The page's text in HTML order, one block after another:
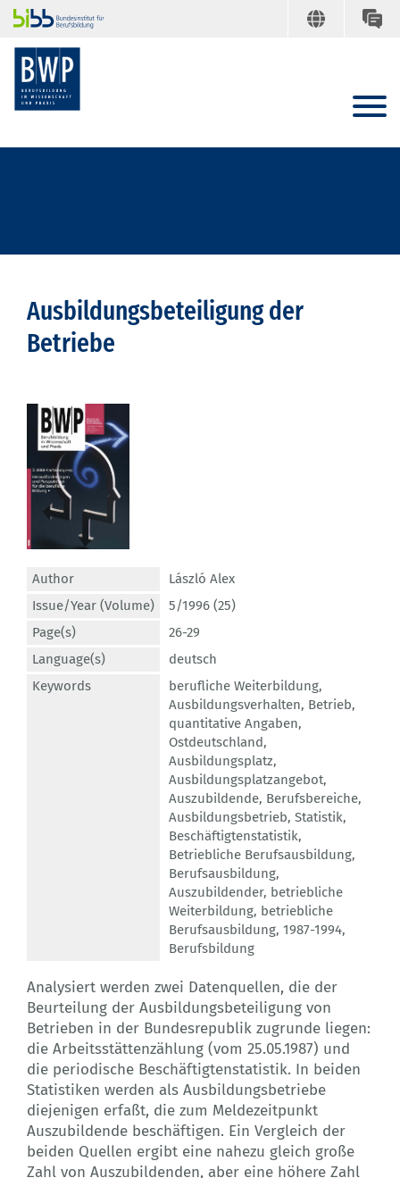
Ausbildungsbeteiligung der
Betriebe
Author
László Alex
Issue/Year (Volume)
5/1996 (25)
Page(s)
26-29
Language(s)
deutsch
Keywords
berufliche Weiterbildung,
Ausbildungsverhalten, Betrieb,
quantitative Angaben,
Ostdeutschland,
Ausbildungsplatz,
Ausbildungsplatzangebot,
Auszubildende, Berufsbereiche,
Ausbildungsbetrieb, Statistik,
Beschäftigtenstatistik,
Betriebliche Berufsausbildung,
Berufsausbildung,
Auszubildender, betriebliche
Weiterbildung, betriebliche
Berufsausbildung, 1987-1994,
Berufsbildung
Analysiert werden zwei Datenquellen, die der
Beurteilung der Ausbildungsbeteiligung von
Betrieben in der Bundesrepublik zugrunde liegen:
die Arbeitsstättenzählung (vom 25.05.1987) und
die periodische Beschäftigtenstatistik. In beiden
Statistiken werden als Ausbildungsbetriebe
diejenigen erfaßt, die zum Meldezeitpunkt
Auszubildende beschäftigen. Ein Vergleich der
beiden Quellen ergibt eine nahezu gleich große
Zahl von Auszubildenden, aber eine höhere Zahl